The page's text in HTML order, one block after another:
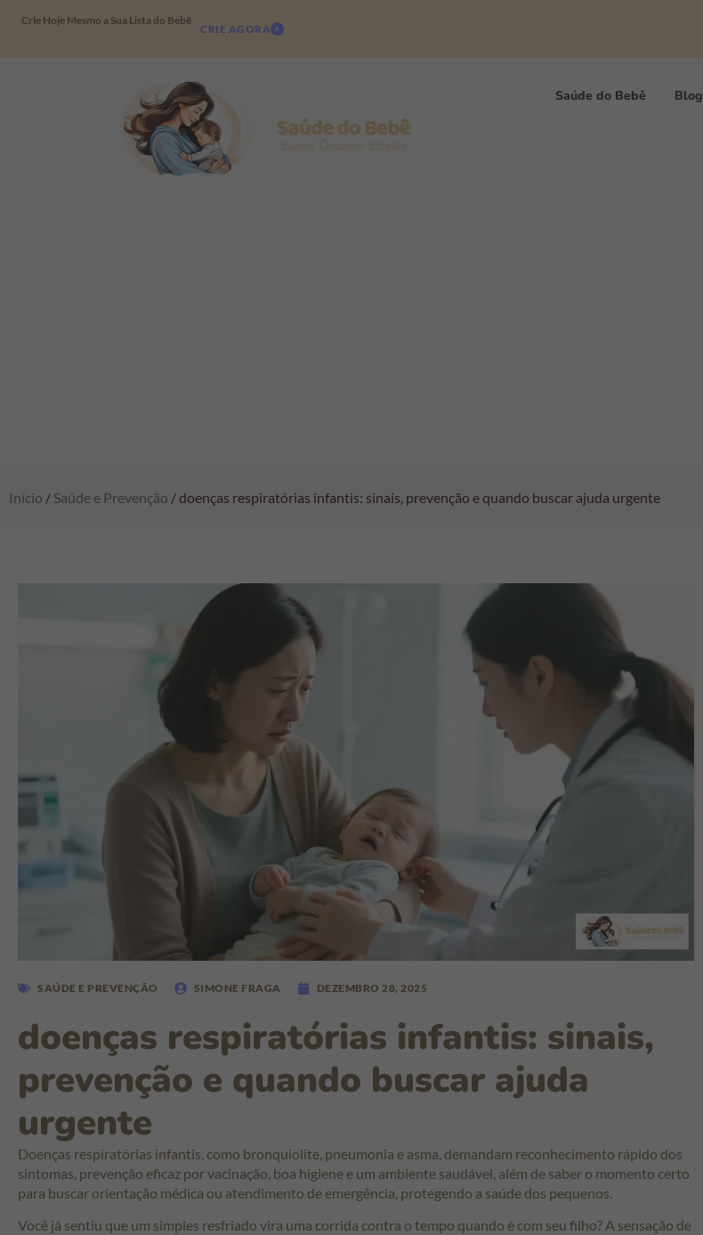
Crie Hoje Mesmo a Sua Lista do Bebê
CRIE AGORA
Saúde do Bebê Blog
Início / Saúde e Prevenção / doenças respiratórias infantis: sinais, prevenção e quando buscar ajuda urgente
SAÚDE E PREVENÇÃO SIMONE FRAGA DEZEMBRO 28, 2025
doenças respiratórias infantis: sinais,
prevenção e quando buscar ajuda
urgente
Doenças respiratórias infantis, como bronquiolite, pneumonia e asma, demandam reconhecimento rápido dos
sintomas, prevenção eficaz por vacinação, boa higiene e um ambiente saudável, além de saber o momento certo
para buscar orientação médica ou atendimento de emergência, protegendo a saúde dos pequenos.
Você já sentiu que um simples resfriado vira uma corrida contra o tempo quando é com seu filho? A sensação de